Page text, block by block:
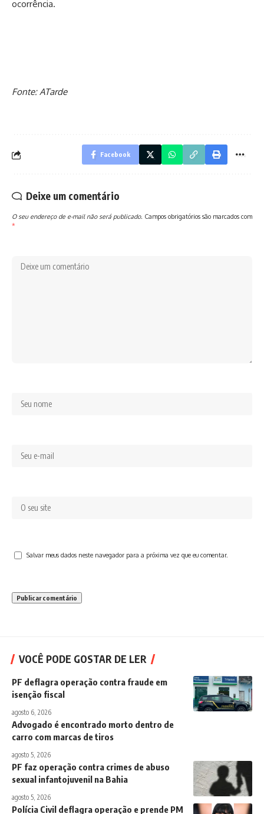
ocorrência.
Fonte: ATarde
Facebook
Deixe um comentário
O seu endereço de e-mail não será publicado. Campos obrigatórios são marcados com
*
Salvar meus dados neste navegador para a próxima vez que eu comentar.
VOCÊ PODE GOSTAR DE LER
PF deflagra operação contra fraude em
isenção fiscal
agosto 6, 2026
Advogado é encontrado morto dentro de
carro com marcas de tiros
agosto 5, 2026
PF faz operação contra crimes de abuso
sexual infantojuvenil na Bahia
agosto 5, 2026
Polícia Civil deflagra operação e prende PM